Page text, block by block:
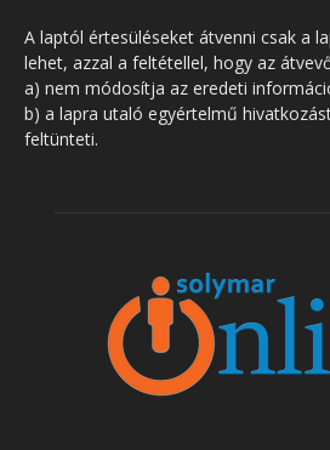
A laptól értesüléseket átvenni csak a
lehet, azzal a feltétellel, hogy az
a) nem módosítja az eredeti
b) a lapra utaló egyértelmű
feltünteti.